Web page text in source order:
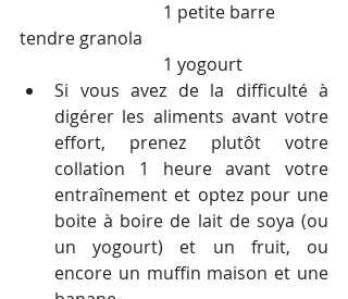
tendre granola
                                 1 yogourt
Si vous avez de la difficulté à
digérer les aliments avant votre
effort, prenez plutôt votre
collation 1 heure avant votre
entraînement et optez pour une
boite à boire de lait de soya (ou
un yogourt) et un fruit, ou
encore un muffin maison et une